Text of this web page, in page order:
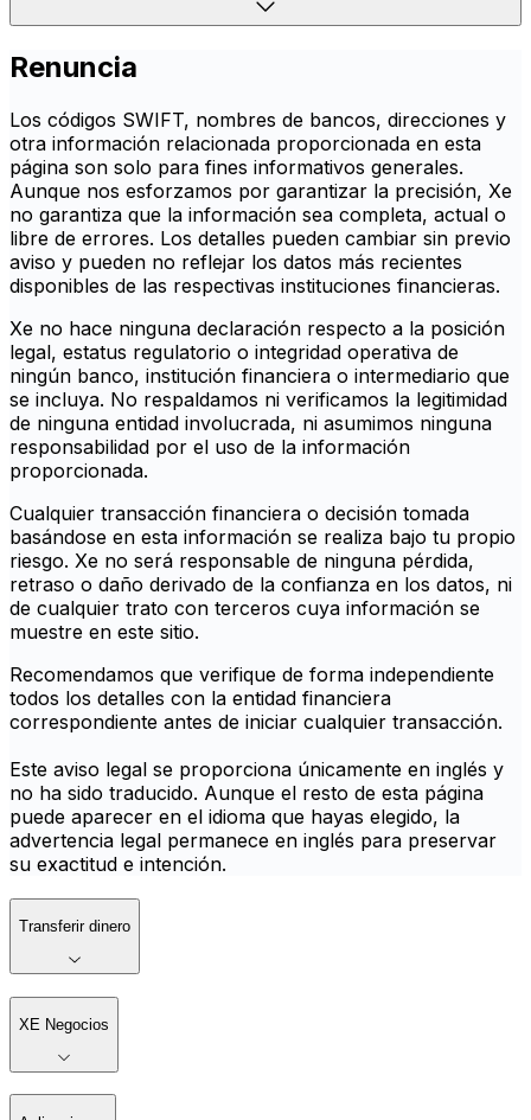
Renuncia
Los códigos SWIFT, nombres de bancos, direcciones y
otra información relacionada proporcionada en esta
página son solo para fines informativos generales.
Aunque nos esforzamos por garantizar la precisión, Xe
no garantiza que la información sea completa, actual o
libre de errores. Los detalles pueden cambiar sin previo
aviso y pueden no reflejar los datos más recientes
disponibles de las respectivas instituciones financieras.
Xe no hace ninguna declaración respecto a la posición
legal, estatus regulatorio o integridad operativa de
ningún banco, institución financiera o intermediario que
se incluya. No respaldamos ni verificamos la legitimidad
de ninguna entidad involucrada, ni asumimos ninguna
responsabilidad por el uso de la información
proporcionada.
Cualquier transacción financiera o decisión tomada
basándose en esta información se realiza bajo tu propio
riesgo. Xe no será responsable de ninguna pérdida,
retraso o daño derivado de la confianza en los datos, ni
de cualquier trato con terceros cuya información se
muestre en este sitio.
Recomendamos que verifique de forma independiente
todos los detalles con la entidad financiera
correspondiente antes de iniciar cualquier transacción.
Este aviso legal se proporciona únicamente en inglés y
no ha sido traducido. Aunque el resto de esta página
puede aparecer en el idioma que hayas elegido, la
advertencia legal permanece en inglés para preservar
su exactitud e intención.
Transferir dinero
XE Negocios